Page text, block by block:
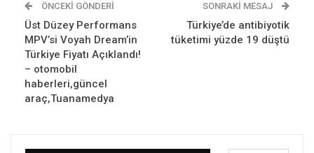
ÖNCEKI GÖNDERI
Üst Düzey Performans
MPV’si Voyah Dream’in
Türkiye Fiyatı Açıklandı!
– otomobil
haberleri,güncel
araç,Tuanamedya
SONRAKI MESAJ
Türkiye’de antibiyotik
tüketimi yüzde 19 düştü